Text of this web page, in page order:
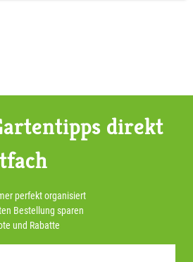
direkt
perfekt organisiert
Bestellung sparen
und Rabatte